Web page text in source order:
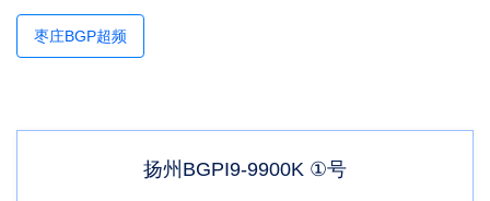
枣庄BGP超频
扬州BGPI9-9900K ①号